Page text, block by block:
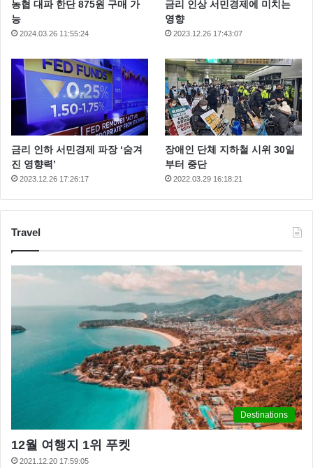
농협 대파 한단 875원 구매 가
능
2024.03.26 11:55:24
금리 인상 서민경제에 미치는
영향
2023.12.26 17:43:07
금리 인하 서민경제 파장 ‘숨겨
진 영향력’
2023.12.26 17:26:17
장애인 단체 지하철 시위 30일
부터 중단
2022.03.29 16:18:21
Travel
Destinations
12월 여행지 1위 푸켓
2021.12.20 17:59:05